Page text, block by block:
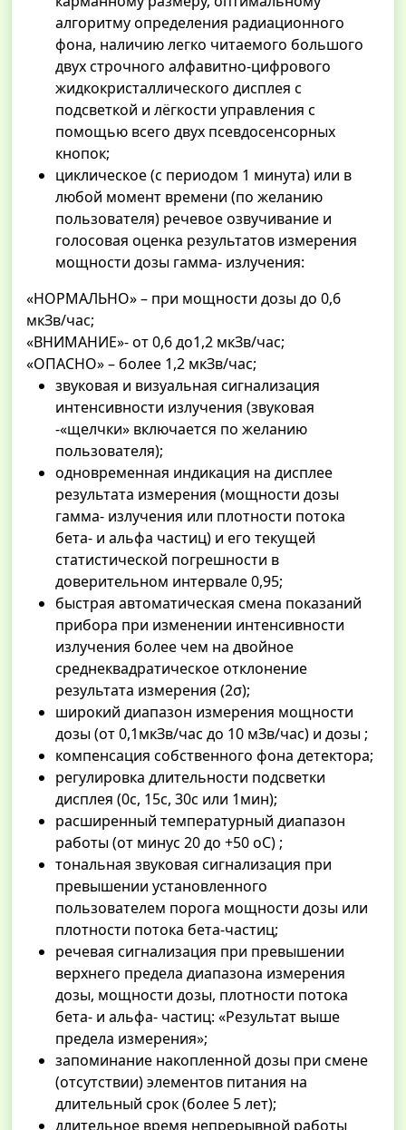
алгоритму определения радиационного
фона, наличию легко читаемого большого
двух строчного алфавитно-цифрового
жидкокристаллического дисплея с
подсветкой и лёгкости управления с
помощью всего двух псевдосенсорных
кнопок;
циклическое (с периодом 1 минута) или в
любой момент времени (по желанию
пользователя) речевое озвучивание и
голосовая оценка результатов измерения
мощности дозы гамма- излучения:
«НОРМАЛЬНО» – при мощности дозы до 0,6
мкЗв/час;
«ВНИМАНИЕ»- от 0,6 до1,2 мкЗв/час;
«ОПАСНО» – более 1,2 мкЗв/час;
звуковая и визуальная сигнализация
интенсивности излучения (звуковая
-«щелчки» включается по желанию
пользователя);
одновременная индикация на дисплее
результата измерения (мощности дозы
гамма- излучения или плотности потока
бета- и альфа частиц) и его текущей
статистической погрешности в
доверительном интервале 0,95;
быстрая автоматическая смена показаний
прибора при изменении интенсивности
излучения более чем на двойное
среднеквадратическое отклонение
результата измерения (2σ);
широкий диапазон измерения мощности
дозы (от 0,1мкЗв/час до 10 мЗв/час) и дозы ;
компенсация собственного фона детектора;
регулировка длительности подсветки
дисплея (0с, 15с, 30с или 1мин);
расширенный температурный диапазон
работы (от минус 20 до +50 oС) ;
тональная звуковая сигнализация при
превышении установленного
пользователем порога мощности дозы или
плотности потока бета-частиц;
речевая сигнализация при превышении
верхнего предела диапазона измерения
дозы, мощности дозы, плотности потока
бета- и альфа- частиц: «Результат выше
предела измерения»;
запоминание накопленной дозы при смене
(отсутствии) элементов питания на
длительный срок (более 5 лет);
длительное время непрерывной работы